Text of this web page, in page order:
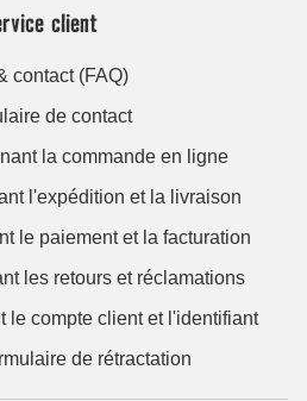
client
contact (FAQ)
de contact
la commande en ligne
l'expédition et la livraison
le paiement et la facturation
les retours et réclamations
le compte client et l'identifiant
de rétractation